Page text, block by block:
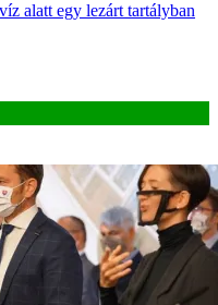
alatt egy lezárt tartályban